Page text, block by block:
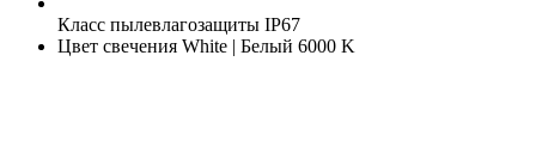
Класс пылевлагозащиты IP67
Цвет свечения White | Белый 6000 K